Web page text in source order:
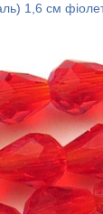
1,6 см